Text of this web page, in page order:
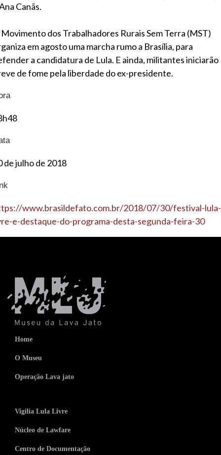
Canãs.
dos Trabalhadores Rurais Sem Terra (MST)
em agosto uma marcha rumo a Brasília, para
a candidatura de Lula. E ainda, militantes iniciarão
de fome pela liberdade do ex-presidente.
de julho de 2018
www.brasildefato.com.br/2018/07/30/festival-lula-
e-destaque-do-programa-desta-segunda-feira-30
Home
O Museu
Operação Lava jato
Vigilia Lula Livre
Núcleo de Lawfare
Centro de Documentação